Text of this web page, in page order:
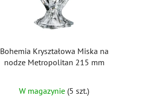
Bohemia Kryształowa Miska na
nodze Metropolitan 215 mm
W magazynie (5 szt.)